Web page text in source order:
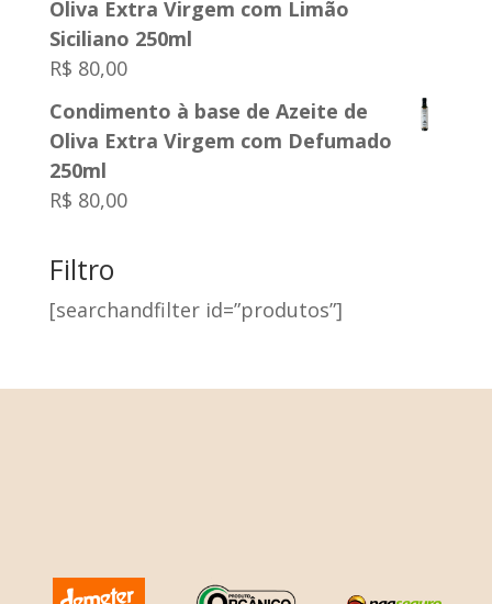
Oliva Extra Virgem com Limão
Siciliano 250ml
R$ 80,00
Condimento à base de Azeite de
Oliva Extra Virgem com Defumado
250ml
R$ 80,00
Filtro
[searchandfilter id=”produtos”]